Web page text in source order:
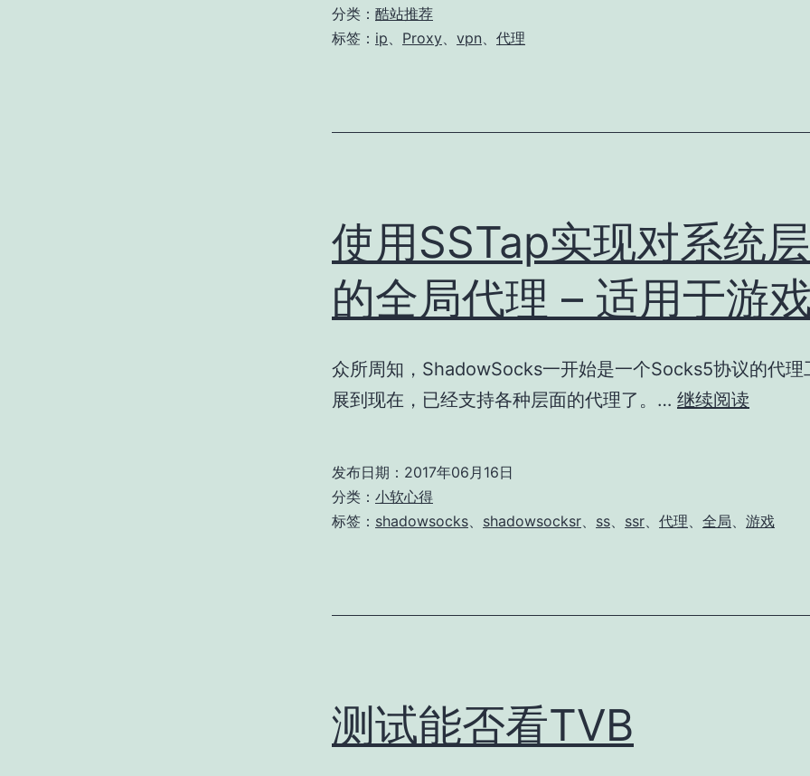
分类： 酷站推荐
标签： ip、 Proxy、 vpn、 代理
使用SSTap实现对系统
的全局代理 – 适用于游
众所周知，ShadowSocks一开始是一个Socks5协议的代理
展到现在，已经支持各种层面的代理了。… 继续阅读
现
统
发布日期： 2017年06月16日
分类： 小软心得
标签： shadowsocks、 shadowsocksr、 ss、 ssr、 代理、 全局、 游戏
测试能否看TVB